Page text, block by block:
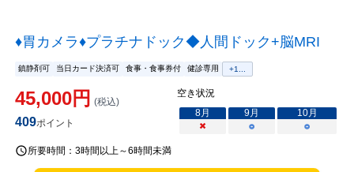
♦胃カメラ♦プラチナドック◆人間ドック+脳MRI
鎮静剤可 当日カード決済可 食事・食事券付 健診専用 +1...
45,000円 (税込)
409ポイント
空き状況
8月 9月 10月
×
○ ○
所要時間： 3時間以上～6時間未満